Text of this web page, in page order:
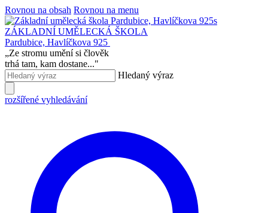
Rovnou na obsah Rovnou na menu
ZÁKLADNÍ UMĚLECKÁ ŠKOLA
Pardubice, Havlíčkova 925
„Ze stromu umění si člověk
trhá tam, kam dostane..."
Hledaný výraz
rozšířené vyhledávání